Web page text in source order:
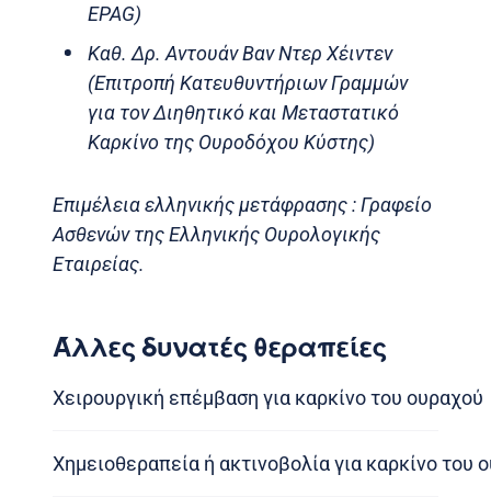
EPAG)
Καθ. Δρ. Αντουάν Βαν Ντερ Χέιντεν
(Επιτροπή Κατευθυντήριων Γραμμών
για τον Διηθητικό και Μεταστατικό
Καρκίνο της Ουροδόχου Κύστης)
Επιμέλεια ελληνικής μετάφρασης : Γραφείο
Ασθενών της Ελληνικής Ουρολογικής
Εταιρείας.
Άλλες δυνατές θεραπείες
Χειρουργική επέμβαση για καρκίνο του ουραχού
Χημειοθεραπεία ή ακτινοβολία για καρκίνο του